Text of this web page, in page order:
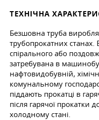
ТЕХНІЧНА
Безшовна труба
трубопрокатних
спірального або
затребувана в
нафтовидобувній,
комунальному
піддають прокатці в
після гарячої прокатки
холодному стані.